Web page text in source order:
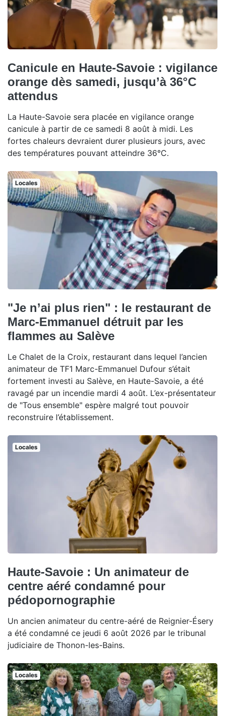
Canicule en Haute-Savoie : vigilance
orange dès samedi, jusqu’à 36°C
attendus
La Haute-Savoie sera placée en vigilance orange
canicule à partir de ce samedi 8 août à midi. Les
fortes chaleurs devraient durer plusieurs jours, avec
des températures pouvant atteindre 36°C.
Locales
"Je n’ai plus rien" : le restaurant de
Marc-Emmanuel détruit par les
flammes au Salève
Le Chalet de la Croix, restaurant dans lequel l’ancien
animateur de TF1 Marc-Emmanuel Dufour s’était
fortement investi au Salève, en Haute-Savoie, a été
ravagé par un incendie mardi 4 août. L’ex-présentateur
de "Tous ensemble" espère malgré tout pouvoir
reconstruire l’établissement.
Locales
Haute-Savoie : Un animateur de
centre aéré condamné pour
pédopornographie
Un ancien animateur du centre-aéré de Reignier-Ésery
a été condamné ce jeudi 6 août 2026 par le tribunal
judiciaire de Thonon-les-Bains.
Locales